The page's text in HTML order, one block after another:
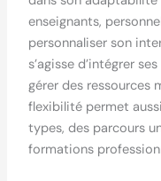
enseignants,
personnaliser son
s’agisse d’intégrer
gérer des ressources
flexibilité permet
types, des parcours
formations